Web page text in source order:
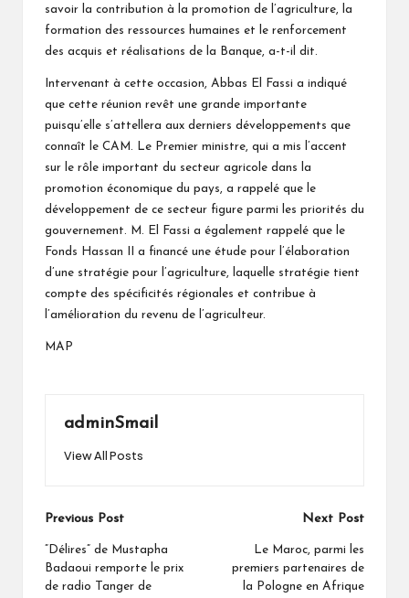
savoir la contribution à la promotion de l’agriculture, la
formation des ressources humaines et le renforcement
des acquis et réalisations de la Banque, a-t-il dit.
Intervenant à cette occasion, Abbas El Fassi a indiqué
que cette réunion revêt une grande importante
puisqu’elle s’attellera aux derniers développements que
connaît le CAM. Le Premier ministre, qui a mis l’accent
sur le rôle important du secteur agricole dans la
promotion économique du pays, a rappelé que le
développement de ce secteur figure parmi les priorités du
gouvernement. M. El Fassi a également rappelé que le
Fonds Hassan II a financé une étude pour l’élaboration
d’une stratégie pour l’agriculture, laquelle stratégie tient
compte des spécificités régionales et contribue à
l’amélioration du revenu de l’agriculteur.
MAP
adminSmail
View All Posts
Post
navigation
Previous Post
”Délires” de Mustapha
Badaoui remporte le prix
de radio Tanger de
Next Post
Le Maroc, parmi les
premiers partenaires de
la Pologne en Afrique